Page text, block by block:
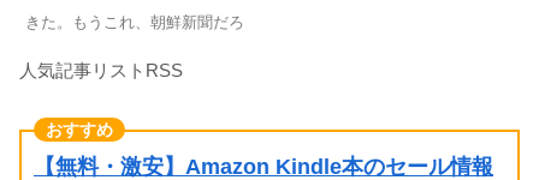
きた。もうこれ、朝鮮新聞だろ
人気記事リストRSS
【無料・激安】Amazon Kindle本のセール情報